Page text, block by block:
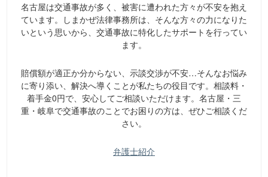
名古屋は交通事故が多く、被害に遭われた方々が不安を抱え
ています。しまかぜ法律事務所は、そんな方々の力になりた
いという思いから、交通事故に特化したサポートを行ってい
ます。
賠償額が適正か分からない、示談交渉が不安…そんなお悩み
に寄り添い、解決へ導くことが私たちの役目です。相談料・
着手金0円で、安心してご相談いただけます。名古屋・三
重・岐阜で交通事故のことでお困りの方は、ぜひご相談くだ
さい。
弁護士紹介